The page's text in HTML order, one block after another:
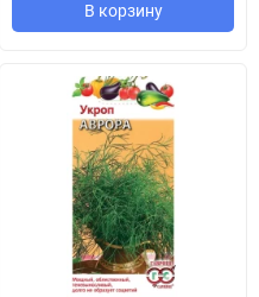
В корзину